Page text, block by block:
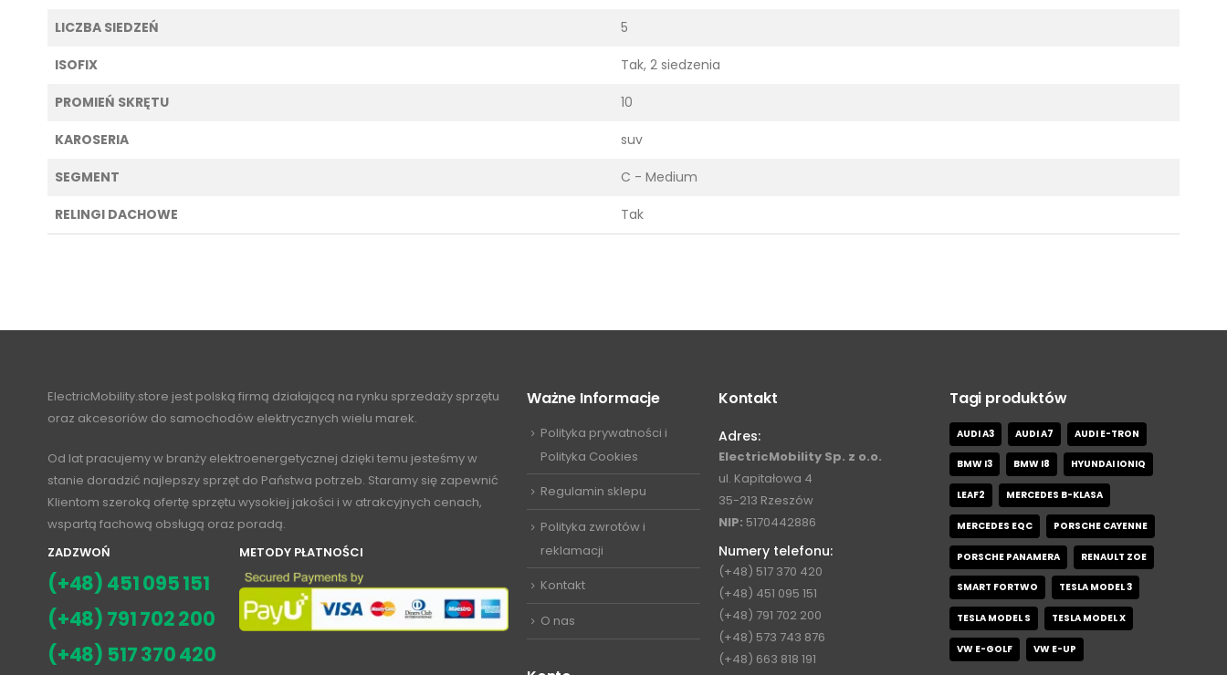
LICZBA SIEDZEŃ 5
ISOFIX Tak, 2 siedzenia
PROMIEŃ SKRĘTU 10
KAROSERIA suv
SEGMENT C - Medium
RELINGI DACHOWE Tak
ElectricMobility.store jest polską firmą działającą na rynku sprzedaży sprzętu
oraz akcesoriów do samochodów elektrycznych wielu marek.
Od lat pracujemy w branży elektroenergetycznej dzięki temu jesteśmy w
stanie doradzić najlepszy sprzęt do Państwa potrzeb. Staramy się zapewnić
Klientom szeroką ofertę sprzętu wysokiej jakości i w atrakcyjnych cenach,
wspartą fachową obsługą oraz poradą.
ZADZWOŃ
(+48) 451 095 151
(+48) 791 702 200
(+48) 517 370 420
METODY PŁATNOŚCI
Ważne Informacje
Polityka prywatności i
Polityka Cookies
Regulamin sklepu
Polityka zwrotów i
reklamacji
Kontakt
O nas
Kontakt
Adres:
ElectricMobility Sp. z o.o.
ul. Kapitałowa 4
35-213 Rzeszów
NIP: 5170442886
Numery telefonu:
(+48) 517 370 420
(+48) 451 095 151
(+48) 791 702 200
(+48) 573 743 876
(+48) 663 818 191
Tagi produktów
AUDI A3 AUDI A7 AUDI E-TRON
BMW I3 BMW I8 HYUNDAI IONIQ
LEAF2 MERCEDES B-KLASA
MERCEDES EQC PORSCHE CAYENNE
PORSCHE PANAMERA RENAULT ZOE
SMART FORTWO TESLA MODEL 3
TESLA MODEL S TESLA MODEL X
VW E-GOLF VW E-UP